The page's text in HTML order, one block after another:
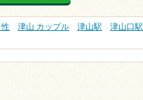
津山 カップル 津山駅 津山口駅